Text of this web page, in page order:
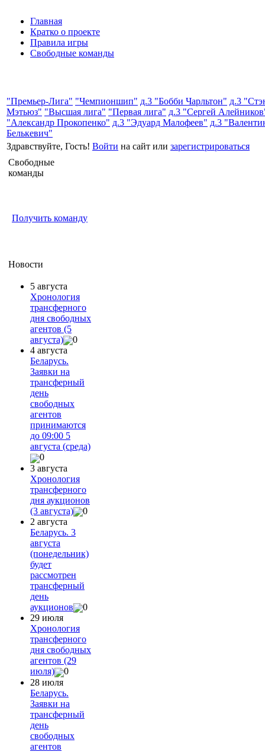
Главная
Кратко о проекте
Правила игры
Свободные команды
"Премьер-Лига" "Чемпионшип" д.3 "Бобби Чарльтон" д.3
Мэтьюз" "Высшая лига" "Первая лига" д.3 "Сергей
"Александр Прокопенко" д.3 "Эдуард Малофеев" д.3
Белькевич"
Здравствуйте, Гость! Войти на сайт или зарегистрироваться
Свободные
команды
Получить команду
Новости
5 августа
Хронология
трансферного
дня свободных
агентов (5
августа)
0
4 августа
Беларусь.
Заявки на
трансферный
день
свободных
агентов
принимаются
до 09:00 5
августа (среда)
0
3 августа
Хронология
трансферного
дня аукционов
(3 августа)
0
2 августа
Беларусь. 3
августа
(понедельник)
будет
рассмотрен
трансферный
день
аукционов
0
29 июля
Хронология
трансферного
дня свободных
агентов (29
июля)
0
28 июля
Беларусь.
Заявки на
трансферный
день
свободных
агентов